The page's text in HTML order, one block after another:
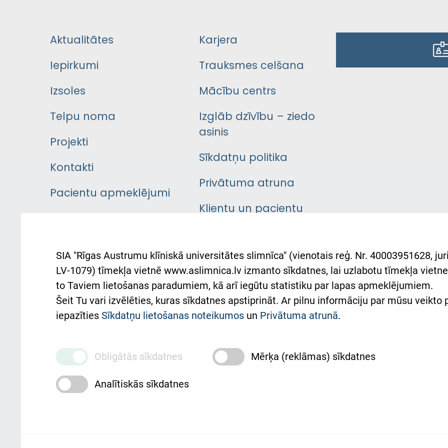
Aktualitātes
Iepirkumi
Izsoles
Telpu noma
Projekti
Kontakti
Pacientu apmeklējumi
Pacienta
atsauksmju/sūdzību
iesniegšanas kārtība
Kā pie mums nokļūt
ceļvedis
Rekvizīti un ārstniecības
Karjera
Trauksmes celšana
Mācību centrs
Izglāb dzīvību – ziedo
asinis
Sīkdatņu politika
Privātuma atruna
Klientu un pacientu
Austrumu slimnīcas
atbalsts Ukrainai
Підтримка Східної лікарні
та співпраця з Україною
SIA "Rīgas Austrumu klīniskā universitātes slimnīca" (vienotais reģ. Nr. 40003951628,
LV-1079) tīmekļa vietnē www.aslimnica.lv izmanto sīkdatnes, lai uzlabotu tīmekļa
to Taviem lietošanas paradumiem, kā arī iegūtu statistiku par lapas apmeklējumiem.
Šeit Tu vari izvēlēties, kuras sīkdatnes apstiprināt. Ar pilnu informāciju par mūsu veikto
iepazīties Sīkdatņu lietošanas noteikumos un Privātuma atrunā.
Obligātās sīkdatnes Mērķa (reklāmas) sīkdatnes
Analītiskās sīkdatnes